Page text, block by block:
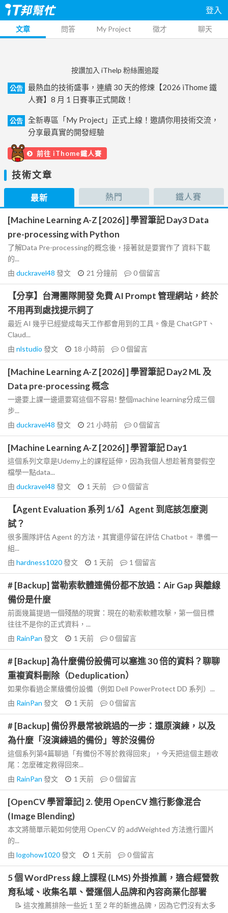
登入
文章 問答 My Project 徵才 聊天
按讚加入 iThelp 粉絲團追蹤
公告
最熱血的技術盛事，連續 30 天的修煉【2026 iThome 鐵
人賽】8 月 1 日賽事正式開啟！
公告
全新專區「My Project」正式上線！邀請你用技術交流，
分享最真實的開發經驗
前往 iThome鐵人賽
技術文章
最新 熱門 鐵人賽
[Machine Learning A-Z [2026] ] 學習筆記 Day3 Data
pre-processing with Python
了解Data Pre-processing的概念後，接著就是要實作了 資料下載
的...
由 duckravel48 發文 21 分鐘前 0個留言
【分享】台灣團隊開發 免費 AI Prompt 管理網站，終於
不用再到處找提示詞了
最近 AI 幾乎已經變成每天工作都會用到的工具。像是 ChatGPT、
Claud...
由 nlstudio 發文 18 小時前 0個留言
[Machine Learning A-Z [2026] ] 學習筆記 Day2 ML 及
Data pre-processing 概念
一邊要上課一邊還要寫這個不容易! 整個machine learning分成三個
步...
由 duckravel48 發文 21 小時前 0個留言
[Machine Learning A-Z [2026] ] 學習筆記 Day1
這個系列文章是Udemy上的課程延伸，因為我個人想趁著育嬰假空
檔學一點data...
由 duckravel48 發文 1 天前 0個留言
【Agent Evaluation 系列 1/6】Agent 到底該怎麼測
試？
很多團隊評估 Agent 的方法，其實還停留在評估 Chatbot。 準備一
組...
由 hardness1020發文 1 天前 1 個留言
# [Backup] 當勒索軟體連備份都不放過：Air Gap 與離線
備份是什麼
前面幾篇提過一個殘酷的現實：現在的勒索軟體攻擊，第一個目標
往往不是你的正式資料，...
由 RainPan 發文 1 天前 0個留言
# [Backup] 為什麼備份設備可以塞進 30 倍的資料？聊聊
重複資料刪除（Deduplication）
如果你看過企業級備份設備（例如 Dell PowerProtect DD 系列）...
由 RainPan 發文 1 天前 0個留言
# [Backup] 備份界最常被跳過的一步：還原演練，以及
為什麼「沒演練過的備份」等於沒備份
這個系列第4篇聊過「有備份不等於救得回來」，今天把這個主題收
尾：怎麼確定救得回來...
由 RainPan 發文 1 天前 0個留言
[OpenCV 學習筆記] 2. 使用 OpenCV 進行影像混合
(Image Blending)
本文將簡單示範如何使用 OpenCV 的 addWeighted 方法進行圖片
的...
由 logohow1020發文 1 天前 0個留言
5 個 WordPress 線上課程 (LMS) 外掛推薦，適合經營教
育私域、收集名單、營運個人品牌和內容商業化部署
📝 這次推薦排除一些近 1 至 2 年的新進品牌，因為它們沒有太多